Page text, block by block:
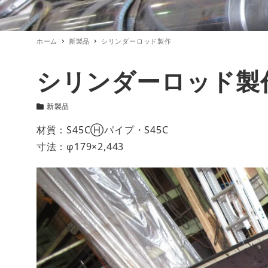
ホーム 新製品 シリンダーロッド製作
シリンダーロッド製
カテゴリー
新製品
材質：S45CⒽパイプ・S45C
寸法：φ179×2,443